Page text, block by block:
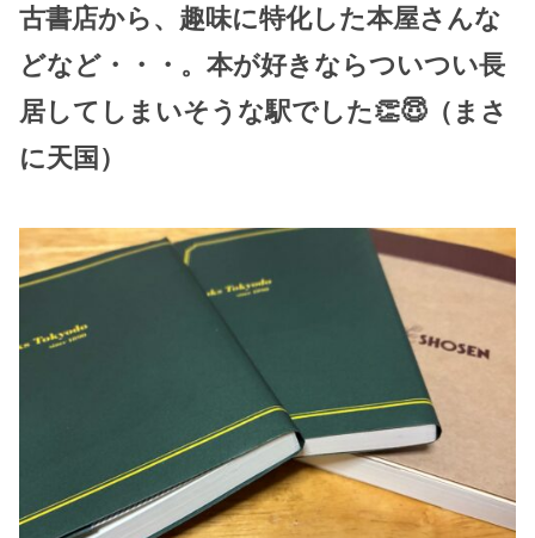
古書店から、趣味に特化した本屋さんな
どなど・・・。本が好きならついつい長
居してしまいそうな駅でした👏😇（まさ
に天国）